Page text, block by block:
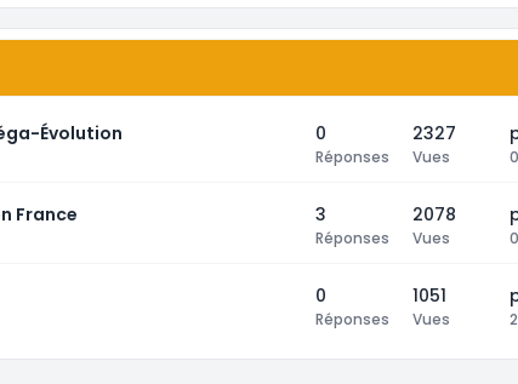
Évolution 0
Réponses
2327
Vues
France 3
Réponses
2078
Vues
0
Réponses
1051
Vues